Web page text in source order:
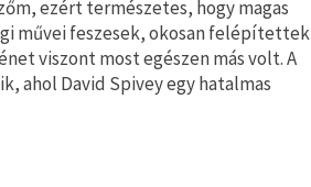
ezért természetes, hogy magas
művei feszesek, okosan felépítettek
viszont most egészen más volt. A
ahol David Spivey egy hatalmas